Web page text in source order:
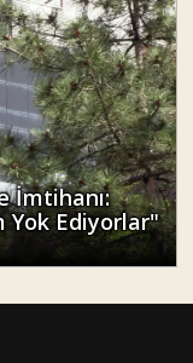
İmtihanı:
Yok Ediyorlar"